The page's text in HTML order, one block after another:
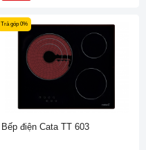
Trả góp 0%
Bếp điện Cata TT 603